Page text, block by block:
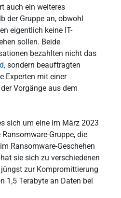
auch ein weiteres
der Gruppe an, obwohl
eigentlich keine IT-
sollen. Beide
bezahlten nicht das
sondern beauftragten
Experten mit einer
Vorgänge aus dem
sich um eine im März 2023
Gruppe, die
Ransomware-Geschehen
sie sich zu verschiedenen
zur Kompromittierung
1,5 Terabyte an Daten bei